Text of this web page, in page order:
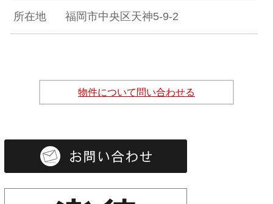
所在地 福岡市中央区天神5-9-2
物件について問い合わせる